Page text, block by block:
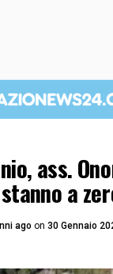
ass.
a
ago on 30 Gennaio